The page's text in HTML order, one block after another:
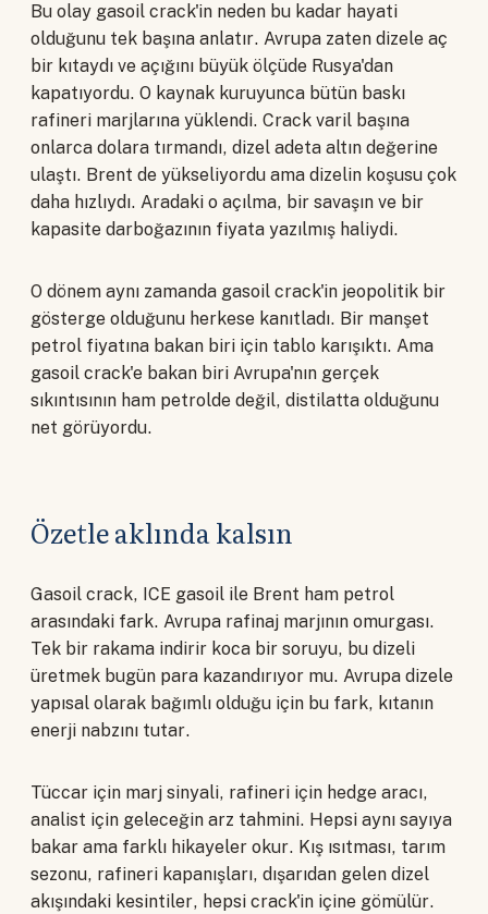
Bu olay gasoil crack'in neden bu kadar hayati
olduğunu tek başına anlatır. Avrupa zaten dizele aç
bir kıtaydı ve açığını büyük ölçüde Rusya'dan
kapatıyordu. O kaynak kuruyunca bütün baskı
rafineri marjlarına yüklendi. Crack varil başına
onlarca dolara tırmandı, dizel adeta altın değerine
ulaştı. Brent de yükseliyordu ama dizelin koşusu çok
daha hızlıydı. Aradaki o açılma, bir savaşın ve bir
kapasite darboğazının fiyata yazılmış haliydi.
O dönem aynı zamanda gasoil crack'in jeopolitik bir
gösterge olduğunu herkese kanıtladı. Bir manşet
petrol fiyatına bakan biri için tablo karışıktı. Ama
gasoil crack'e bakan biri Avrupa'nın gerçek
sıkıntısının ham petrolde değil, distilatta olduğunu
net görüyordu.
Özetle aklında kalsın
Gasoil crack, ICE gasoil ile Brent ham petrol
arasındaki fark. Avrupa rafinaj marjının omurgası.
Tek bir rakama indirir koca bir soruyu, bu dizeli
üretmek bugün para kazandırıyor mu. Avrupa dizele
yapısal olarak bağımlı olduğu için bu fark, kıtanın
enerji nabzını tutar.
Tüccar için marj sinyali, rafineri için hedge aracı,
analist için geleceğin arz tahmini. Hepsi aynı sayıya
bakar ama farklı hikayeler okur. Kış ısıtması, tarım
sezonu, rafineri kapanışları, dışarıdan gelen dizel
akışındaki kesintiler, hepsi crack'in içine gömülür.